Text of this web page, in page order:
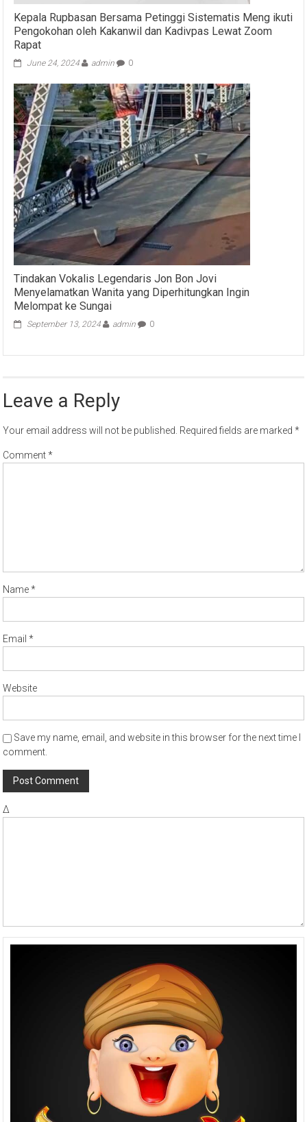
Kepala Rupbasan Bersama Petinggi Sistematis Meng ikuti
Pengokohan oleh Kakanwil dan Kadivpas Lewat Zoom
Rapat
June 24, 2024 admin 0
Tindakan Vokalis Legendaris Jon Bon Jovi
Menyelamatkan Wanita yang Diperhitungkan Ingin
Melompat ke Sungai
September 13, 2024 admin 0
Leave a Reply
Your email address will not be published. Required fields are marked*
Comment*
Name*
Email*
Website
Save my name, email, and website in this browser for the next time I
comment.
Δ